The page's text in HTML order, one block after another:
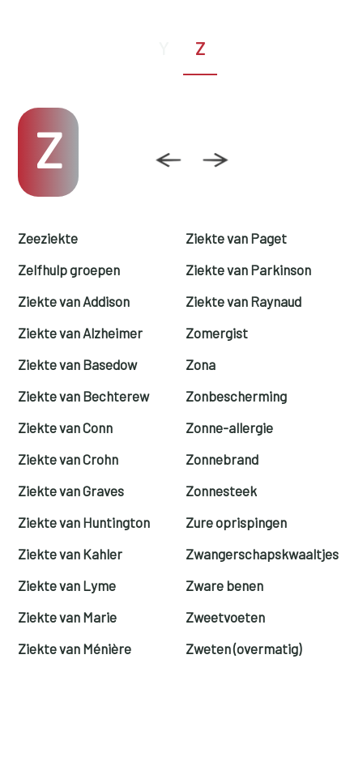
Z
Z
Zeeziekte
Zelfhulp groepen
Ziekte van Addison
Ziekte van Alzheimer
Ziekte van Basedow
Ziekte van Bechterew
Ziekte van Conn
Ziekte van Crohn
Ziekte van Graves
Ziekte van Huntington
Ziekte van Kahler
Ziekte van Lyme
Ziekte van Marie
Ziekte van Ménière
Ziekte van Paget
Ziekte van Parkinson
Ziekte van Raynaud
Zomergist
Zona
Zonbescherming
Zonne-allergie
Zonnebrand
Zonnesteek
Zure oprispingen
Zwangerschapskwaaltjes
Zware benen
Zweetvoeten
Zweten (overmatig)